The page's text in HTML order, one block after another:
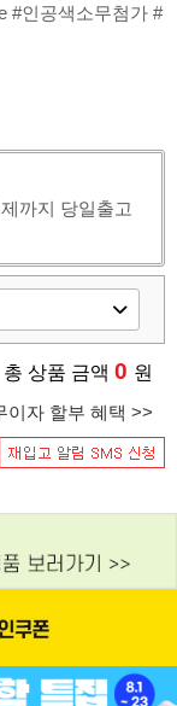
#인공색소무첨가 #
까지 당일출고
총 상품 금액 0 원
이자 할부 혜택 >>